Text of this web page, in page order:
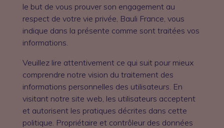
le but de vous prouver son engagement au
respect de votre vie privée, Bauli France, vous
indique dans la présente comme sont traitées vos
informations.
Veuillez lire attentivement ce qui suit pour mieux
comprendre notre vision du traitement des
informations personnelles des utilisateurs. En
visitant notre site web, les utilisateurs acceptent
et autorisent les pratiques décrites dans cette
politique. Propriétaire et contrôleur des données